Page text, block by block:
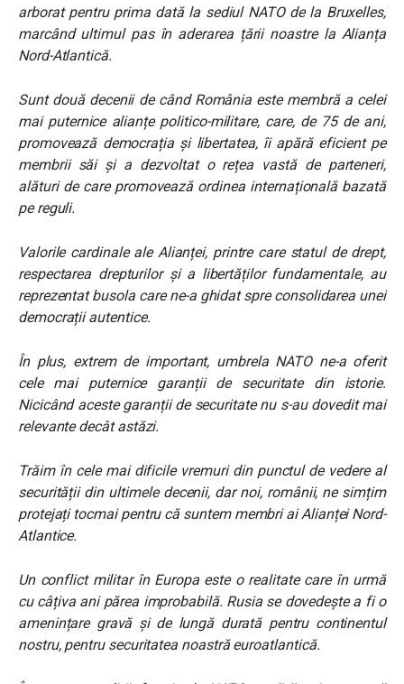
arborat pentru prima dată la sediul NATO de la Bruxelles,
marcând ultimul pas în aderarea țării noastre la Alianța
Nord-Atlantică.
Sunt două decenii de când România este membră a celei
mai puternice alianțe politico-militare, care, de 75 de ani,
promovează democrația și libertatea, îi apără eficient pe
membrii săi și a dezvoltat o rețea vastă de parteneri,
alături de care promovează ordinea internațională bazată
pe reguli.
Valorile cardinale ale Alianței, printre care statul de drept,
respectarea drepturilor și a libertăților fundamentale, au
reprezentat busola care ne-a ghidat spre consolidarea unei
democrații autentice.
În plus, extrem de important, umbrela NATO ne-a oferit
cele mai puternice garanții de securitate din istorie.
Nicicând aceste garanții de securitate nu s-au dovedit mai
relevante decât astăzi.
Trăim în cele mai dificile vremuri din punctul de vedere al
securității din ultimele decenii, dar noi, românii, ne simțim
protejați tocmai pentru că suntem membri ai Alianței Nord-
Atlantice.
Un conflict militar în Europa este o realitate care în urmă
cu câțiva ani părea improbabilă. Rusia se dovedește a fi o
amenințare gravă și de lungă durată pentru continentul
nostru, pentru securitatea noastră euroatlantică.